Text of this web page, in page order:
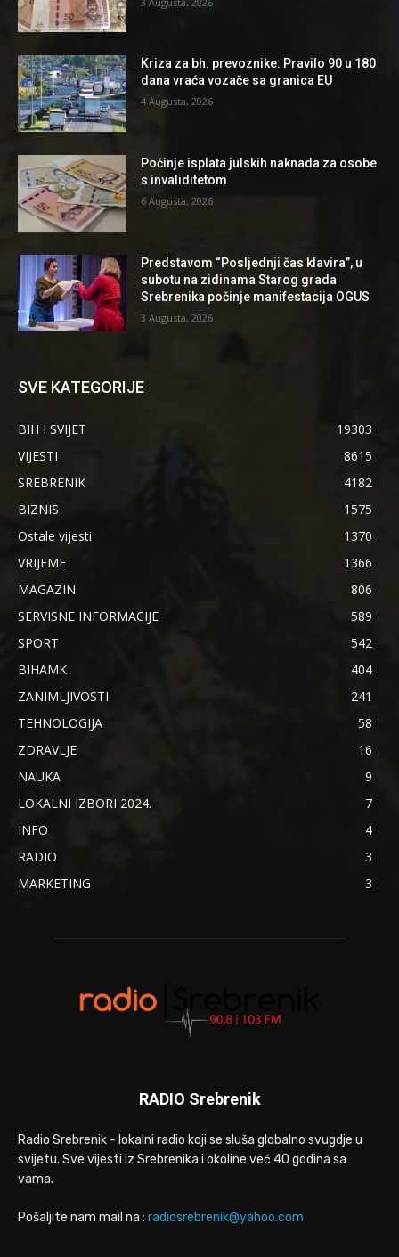
Kriza za bh. prevoznike: Pravilo 90 u 180
dana vraća vozače sa granica EU
4 Augusta, 2026
Počinje isplata julskih naknada za osobe
s invaliditetom
6 Augusta, 2026
Predstavom “Posljednji čas klavira”, u
subotu na zidinama Starog grada
Srebrenika počinje manifestacija OGUS
3 Augusta, 2026
SVE KATEGORIJE
BIH I SVIJET
19303
VIJESTI
8615
SREBRENIK
4182
BIZNIS
1575
Ostale vijesti
1370
VRIJEME
1366
MAGAZIN
806
SERVISNE INFORMACIJE
589
SPORT
542
BIHAMK
404
ZANIMLJIVOSTI
241
TEHNOLOGIJA
58
ZDRAVLJE
16
NAUKA
9
LOKALNI IZBORI 2024.
7
INFO
4
RADIO
3
MARKETING
3
RADIO Srebrenik
Radio Srebrenik - lokalni radio koji se sluša globalno svugdje u
svijetu. Sve vijesti iz Srebrenika i okoline već 40 godina sa
vama.
Pošaljite nam mail na : radiosrebrenik@yahoo.com